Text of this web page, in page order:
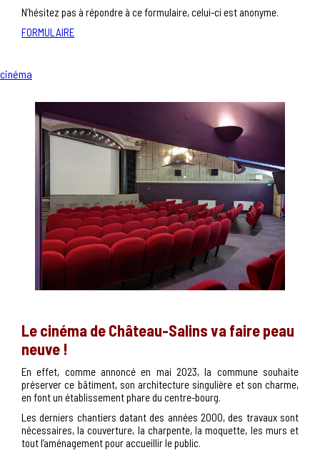
N’hésitez pas à répondre à ce formulaire, celui-ci est anonyme.
FORMULAIRE
cinéma
Le cinéma de Château-Salins va faire peau
neuve !
En effet, comme annoncé en mai 2023, la commune souhaite
préserver ce bâtiment, son architecture singulière et son charme,
en font un établissement phare du centre-bourg.
Les derniers chantiers datant des années 2000, des travaux sont
nécessaires, la couverture, la charpente, la moquette, les murs et
tout l’aménagement pour accueillir le public.